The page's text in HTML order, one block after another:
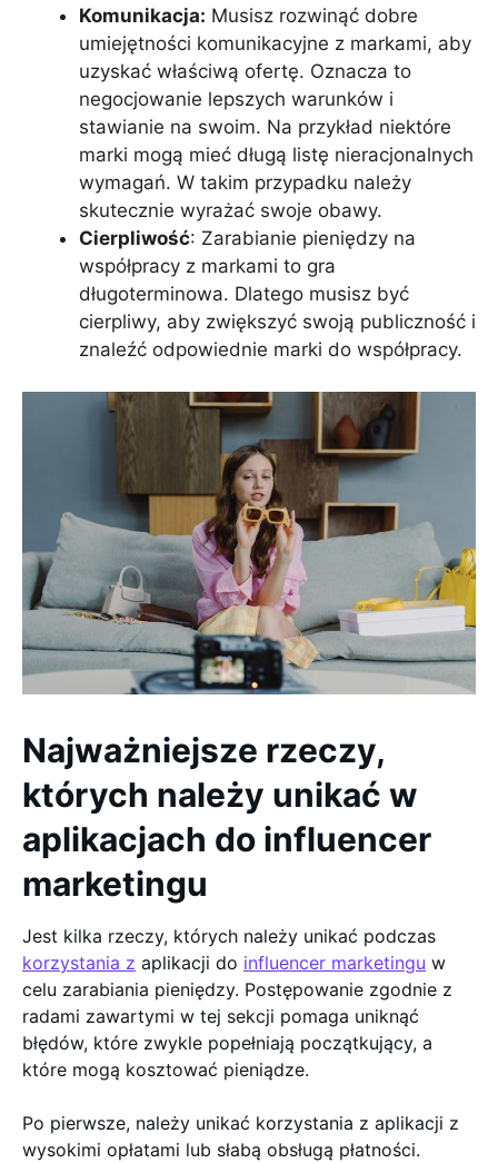
Komunikacja: Musisz rozwinąć dobre
umiejętności komunikacyjne z markami, aby
uzyskać właściwą ofertę. Oznacza to
negocjowanie lepszych warunków i
stawianie na swoim. Na przykład niektóre
marki mogą mieć długą listę nieracjonalnych
wymagań. W takim przypadku należy
skutecznie wyrażać swoje obawy.
Cierpliwość: Zarabianie pieniędzy na
współpracy z markami to gra
długoterminowa. Dlatego musisz być
cierpliwy, aby zwiększyć swoją publiczność i
znaleźć odpowiednie marki do współpracy.
Najważniejsze rzeczy,
których należy unikać w
aplikacjach do influencer
marketingu
Jest kilka rzeczy, których należy unikać podczas
korzystania z aplikacji do influencer marketingu w
celu zarabiania pieniędzy. Postępowanie zgodnie z
radami zawartymi w tej sekcji pomaga uniknąć
błędów, które zwykle popełniają początkujący, a
które mogą kosztować pieniądze.
Po pierwsze, należy unikać korzystania z aplikacji z
wysokimi opłatami lub słabą obsługą płatności.